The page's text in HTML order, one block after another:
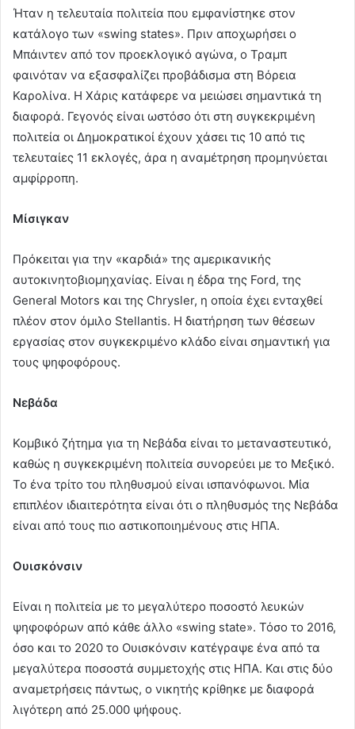
Ήταν η τελευταία πολιτεία που εμφανίστηκε στον
κατάλογο των «swing states». Πριν αποχωρήσει ο
Μπάιντεν από τον προεκλογικό αγώνα, ο Τραμπ
φαινόταν να εξασφαλίζει προβάδισμα στη Βόρεια
Καρολίνα. Η Χάρις κατάφερε να μειώσει σημαντικά τη
διαφορά. Γεγονός είναι ωστόσο ότι στη συγκεκριμένη
πολιτεία οι Δημοκρατικοί έχουν χάσει τις 10 από τις
τελευταίες 11 εκλογές, άρα η αναμέτρηση προμηνύεται
αμφίρροπη.
Μίσιγκαν
Πρόκειται για την «καρδιά» της αμερικανικής
αυτοκινητοβιομηχανίας. Είναι η έδρα της Ford, της
General Motors και της Chrysler, η οποία έχει ενταχθεί
πλέον στον όμιλο Stellantis. Η διατήρηση των θέσεων
εργασίας στον συγκεκριμένο κλάδο είναι σημαντική για
τους ψηφοφόρους.
Νεβάδα
Κομβικό ζήτημα για τη Νεβάδα είναι το μεταναστευτικό,
καθώς η συγκεκριμένη πολιτεία συνορεύει με το Μεξικό.
Το ένα τρίτο του πληθυσμού είναι ισπανόφωνοι. Μία
επιπλέον ιδιαιτερότητα είναι ότι ο πληθυσμός της Νεβάδα
είναι από τους πιο αστικοποιημένους στις ΗΠΑ.
Ουισκόνσιν
Είναι η πολιτεία με το μεγαλύτερο ποσοστό λευκών
ψηφοφόρων από κάθε άλλο «swing state». Τόσο το 2016,
όσο και το 2020 το Ουισκόνσιν κατέγραψε ένα από τα
μεγαλύτερα ποσοστά συμμετοχής στις ΗΠΑ. Και στις δύο
αναμετρήσεις πάντως, ο νικητής κρίθηκε με διαφορά
λιγότερη από 25.000 ψήφους.